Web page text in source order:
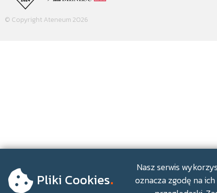
© Copyright Ateneum 2026
Pliki Cookies.
Nasz serwis
oznacza zgodę na